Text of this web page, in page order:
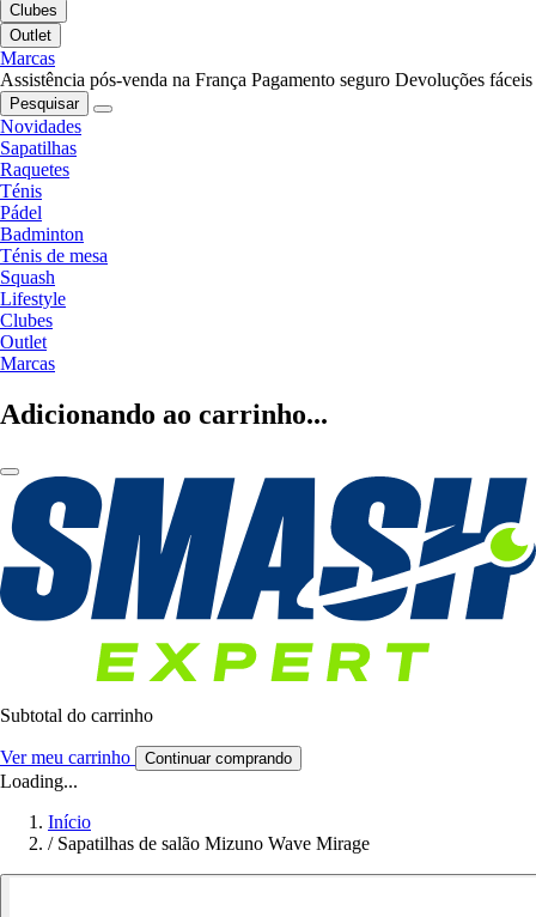
Clubes
Outlet
Marcas
Assistência pós-venda na França Pagamento seguro Devoluções fáceis
Pesquisar
Novidades
Sapatilhas
Raquetes
Ténis
Pádel
Badminton
Ténis de mesa
Squash
Lifestyle
Clubes
Outlet
Marcas
Adicionando ao carrinho...
Subtotal do carrinho
Ver meu carrinho Continuar comprando
Loading...
Início
/ Sapatilhas de salão Mizuno Wave Mirage